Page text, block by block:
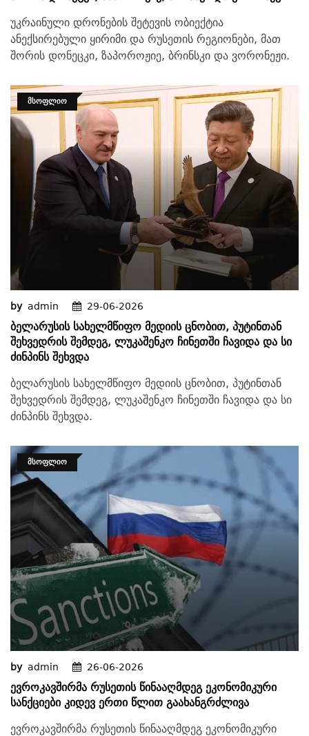
უკრაინული დრონების შეტევის ობიექტია
ანექსირებული ყირიმი და რუსეთის რეგიონები, მათ
შორის დონეცკი, ზაპოროჟიე, ბრინსკი და ვორონეჟი.
ᲛᲡᲝᲤᲚᲘᲝ
by admin 29-06-2026
Ბელარუსის Სახელმწიფო Მედიის Ცნობით, Პუტინთან
Შეხვედრის Შემდეგ, Ლუკაშენკო Ჩინეთში Ჩავიდა Და Სი
Ძინპინს Შეხვდა
ბელარუსის სახელმწიფო მედიის ცნობით, პუტინთან
შეხვედრის შემდეგ, ლუკაშენკო ჩინეთში ჩავიდა და სი
ძინპინს შეხვდა.
ᲛᲡᲝᲤᲚᲘᲝ
by admin 26-06-2026
Ევროკავშირმა Რუსეთის Წინააღმდეგ Ეკონომიკური
Სანქციები Კიდევ Ერთი Წლით Გაახანგრძლივა
ევროკავშირმა რუსეთის წინააღმდეგ ეკონომიკური